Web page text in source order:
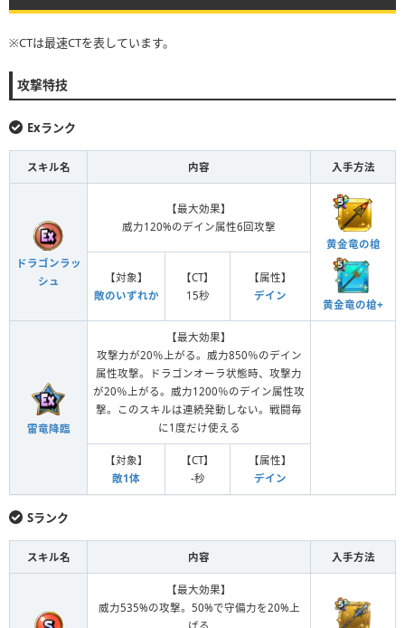
※CTは最速CTを表しています。
攻撃特技
Exランク
スキル名 内容 入手方法
ドラゴンラッ
シュ
【最大効果】
威力120%のデイン属性6回攻撃
黄金竜の槍
黄金竜の槍+
【対象】
敵のいずれか
【CT】
15秒
【属性】
デイン
雷竜降臨
【最大効果】
攻撃力が20％上がる。威力850％のデイン
属性攻撃。ドラゴンオーラ状態時、攻撃力
が20％上がる。威力1200％のデイン属性攻
撃。このスキルは連続発動しない。戦闘毎
に1度だけ使える
【対象】
敵1体
【CT】
-秒
【属性】
デイン
Sランク
スキル名 内容 入手方法
【最大効果】
威力535%の攻撃。50%で守備力を20%上